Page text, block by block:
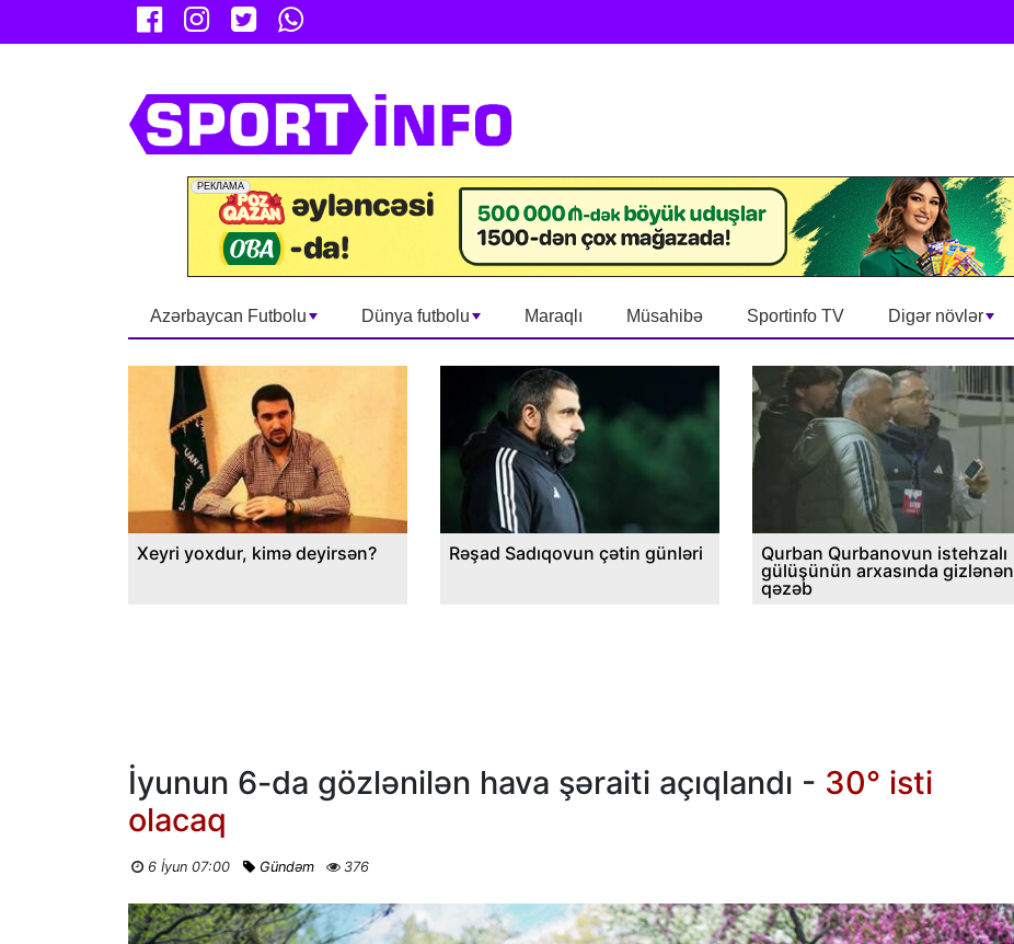
Azərbaycan Futbolu Dünya futbolu Maraqlı Müsahibə Sportinfo TV Digər növlər
Xeyri yoxdur, kimə deyirsən? Rəşad Sadıqovun çətin günləri
Qurban Qurbanovun istehzalı
gülüşünün arxasında gizlənən
qəzəb
İyunun 6-da gözlənilən hava şəraiti açıqlandı - 30° isti
olacaq
6 İyun 07:00 Gündəm 376